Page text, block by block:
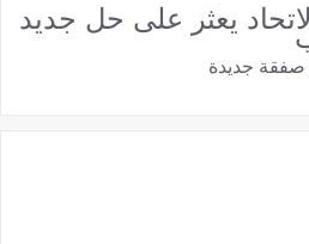
يعثر على حل جديد
جديدة